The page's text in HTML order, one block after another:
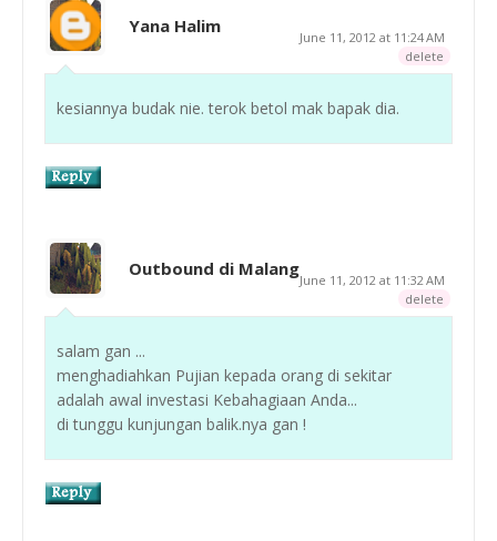
Yana Halim
June 11, 2012 at 11:24 AM
delete
kesiannya budak nie. terok betol mak bapak dia.
Outbound di Malang
June 11, 2012 at 11:32 AM
delete
salam gan ...
menghadiahkan Pujian kepada orang di sekitar
adalah awal investasi Kebahagiaan Anda...
di tunggu kunjungan balik.nya gan !